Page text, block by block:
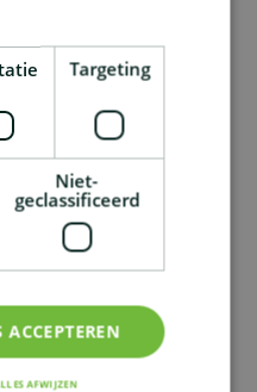
een coherente,
uw hele
Targeting
Niet-
geclassificeerd
ACCEPTEREN
AFWIJZEN